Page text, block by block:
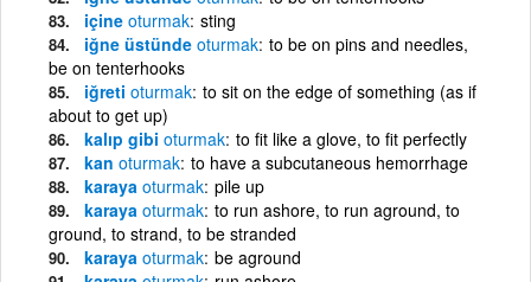
içine oturmak sting
iğne üstünde oturmak to be on pins and needles,
be on tenterhooks
iğreti oturmak to sit on the edge of something (as if
about to get up)
kalıp gibi oturmak to fit like a glove, to fit perfectly
kan oturmak to have a subcutaneous hemorrhage
karaya oturmak pile up
karaya oturmak to run ashore, to run aground, to
ground, to strand, to be stranded
karaya oturmak be aground